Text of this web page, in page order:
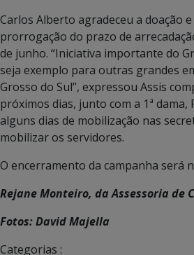
Carlos Alberto agradeceu a doação
prorrogação do prazo de
de junho. “Iniciativa importante do
seja exemplo para outras grandes
Grosso do Sul”, expressou Assis
próximos dias, junto com a 1ª dama,
alguns dias de mobilização nas
mobilizar os servidores.
O encerramento da campanha será
Rejane Monteiro, da Assessoria de
Fotos: David Majella
Categorias :